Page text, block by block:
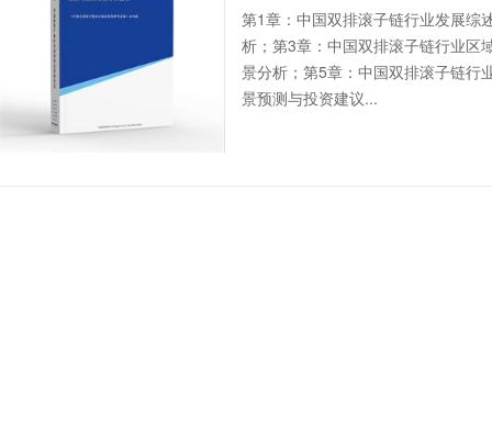
第1章：中国双排滚子链行业发展综
析；第3章：中国双排滚子链行业区
景分析；第5章：中国双排滚子链行
景预测与投资建议...